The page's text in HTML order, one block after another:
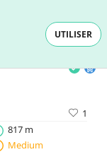
UTILISER
1
817 m
Medium